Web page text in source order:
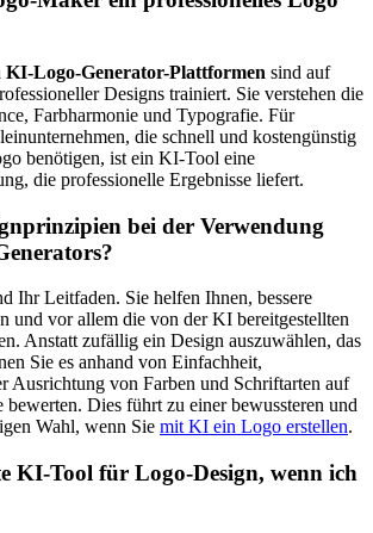
KI-Logo-Generator-Plattformen sind auf
Designs trainiert. Sie verstehen die
Farbharmonie und Typografie. Für
die schnell und kostengünstig
benötigen, ist ein KI-Tool eine
die professionelle Ergebnisse liefert.
bei der Verwendung
Ihr Leitfaden. Sie helfen Ihnen, bessere
und vor allem die von der KI bereitgestellten
Anstatt zufällig ein Design auszuwählen, das
Sie es anhand von Einfachheit,
Ausrichtung von Farben und Schriftarten auf
bewerten. Dies führt zu einer bewussteren und
Wahl, wenn Sie mit KI ein Logo erstellen.
KI-Tool für Logo-Design, wenn ich